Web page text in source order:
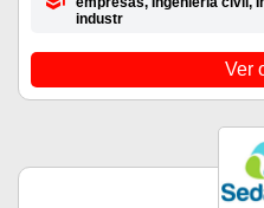
industr
Ver